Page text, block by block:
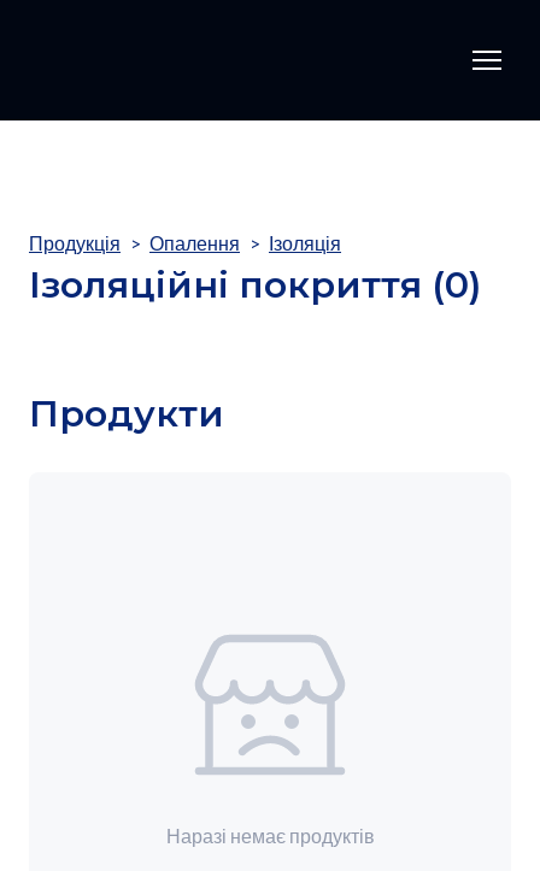
Продукція Опалення Ізоляція
Ізоляційні покриття (0)
Продукти
Наразі немає продуктів